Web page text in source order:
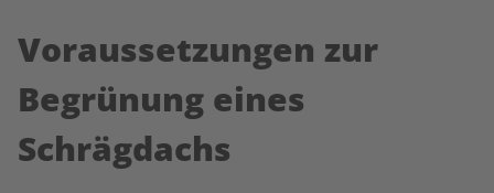
Voraussetzungen zur
Begrünung eines
Schrägdachs